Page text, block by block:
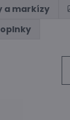
a markízy